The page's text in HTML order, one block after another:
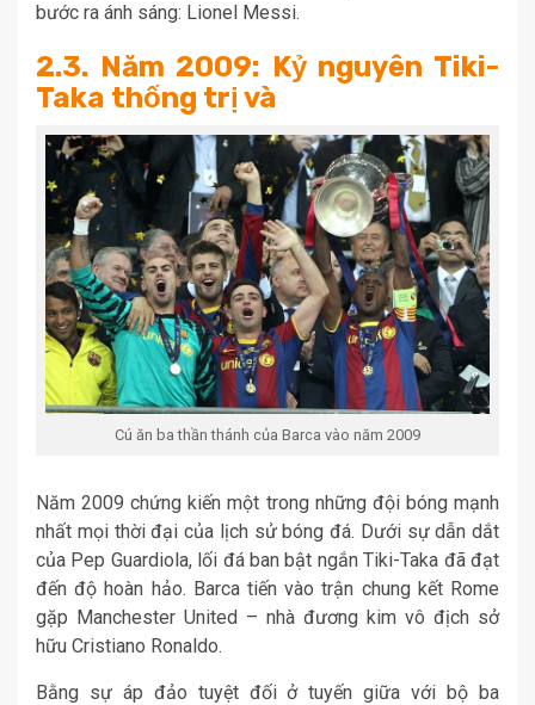
bước ra ánh sáng: Lionel Messi.
2.3. Năm 2009: Kỷ nguyên Tiki-
Taka thống trị và
Cú ăn ba thần thánh của Barca vào năm 2009
Năm 2009 chứng kiến một trong những đội bóng mạnh
nhất mọi thời đại của lịch sử bóng đá. Dưới sự dẫn dắt
của Pep Guardiola, lối đá ban bật ngắn Tiki-Taka đã đạt
đến độ hoàn hảo. Barca tiến vào trận chung kết Rome
gặp Manchester United – nhà đương kim vô địch sở
hữu Cristiano Ronaldo.
Bằng sự áp đảo tuyệt đối ở tuyến giữa với bộ ba